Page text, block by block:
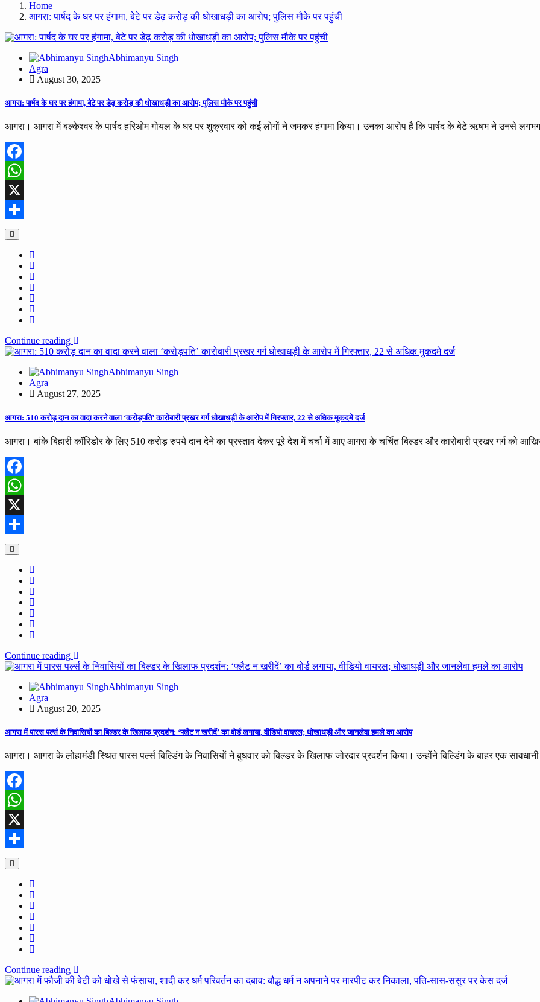
Home
आगरा: पार्षद के घर पर हंगामा, बेटे पर डेढ़ करोड़ की धोखाधड़ी का आरोप; पुलिस मौके पर पहुंची
Abhimanyu Singh
Agra
August 30, 2025
आगरा: पार्षद के घर पर हंगामा, बेटे पर डेढ़ करोड़ की धोखाधड़ी का आरोप; पुलिस मौके पर पहुंची
आगरा। आगरा में बल्केश्वर के पार्षद हरिओम गोयल के घर पर शुक्रवार को कई लोगों ने जमकर हंगामा किया। उनका आरोप है कि पार्षद के बेटे ऋषभ ने उनसे
Facebook
WhatsApp
X
Share
Continue reading
Abhimanyu Singh
Agra
August 27, 2025
आगरा: 510 करोड़ दान का वादा करने वाला ‘करोड़पति’ कारोबारी प्रखर गर्ग धोखाधड़ी के आरोप में गिरफ्तार, 22 से अधिक मुकदमे दर्ज
आगरा। बांके बिहारी कॉरिडोर के लिए 510 करोड़ रुपये दान देने का प्रस्ताव देकर पूरे देश में चर्चा में आए आगरा के चर्चित बिल्डर और कारोबारी प्रखर गर्ग को
Facebook
WhatsApp
X
Share
Continue reading
Abhimanyu Singh
Agra
August 20, 2025
आगरा में पारस पर्ल्स के निवासियों का बिल्डर के खिलाफ प्रदर्शन: ‘फ्लैट न खरीदें’ का बोर्ड लगाया, वीडियो वायरल; धोखाधड़ी और जानलेवा हमले का आरोप
आगरा। आगरा के लोहामंडी स्थित पारस पर्ल्स बिल्डिंग के निवासियों ने बुधवार को बिल्डर के खिलाफ जोरदार प्रदर्शन किया। उन्होंने बिल्डिंग के बाहर एक
Facebook
WhatsApp
X
Share
Continue reading